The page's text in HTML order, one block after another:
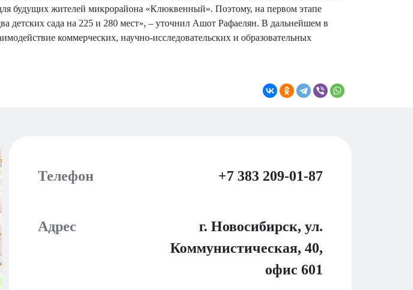
будущих жителей микрорайона «Клюквенный». Поэтому, на первом этапе
детских сада на 225 и 280 мест», – уточнил Ашот Рафаелян. В дальнейшем в
коммерческих, научно-исследовательских и образовательных
Телефон +7 383 209-01-87
Адрес
г. Новосибирск, ул.
Коммунистическая, 40,
офис 601